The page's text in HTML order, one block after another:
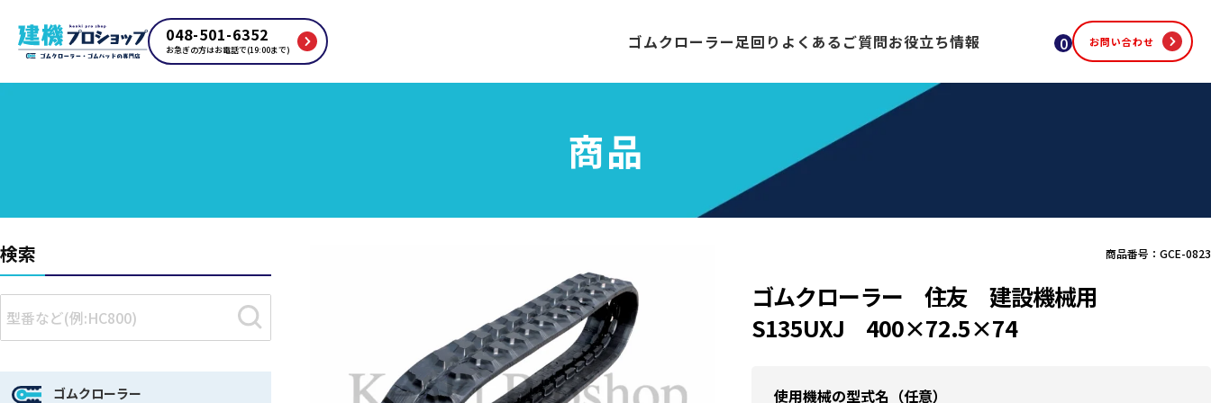
048-501-6352
お急ぎの方はお電話で(19:00まで) ゴムクローラー足回り よくあるご質問お役立ち情報 0 お問い合わせ
商品
商品番号：GCE-0823
ゴムクローラー 住友 建設機械用
S135UXJ 400×72.5×74
使用機械の型式名（任意）
検索
ゴムクローラー